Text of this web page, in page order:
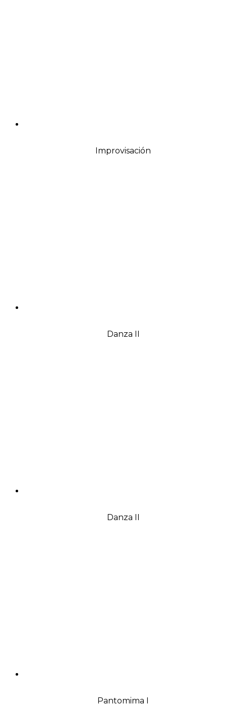
Improvisación
Danza II
Danza II
Pantomima I